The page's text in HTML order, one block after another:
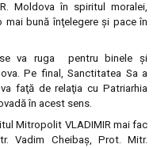
Moldova în spiritul moralei,
bună înţelegere şi pace în
va ruga pentru binele şi
Pe final, Sanctitatea Sa a
faţă de relaţia cu Patriarhia
în acest sens.
Mitropolit VLADIMIR mai fac
Vadim Cheibaş, Prot. Mitr.